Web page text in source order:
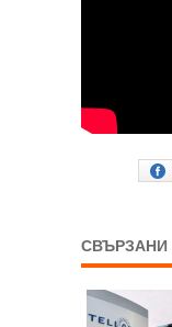
СВЪРЗАНИ